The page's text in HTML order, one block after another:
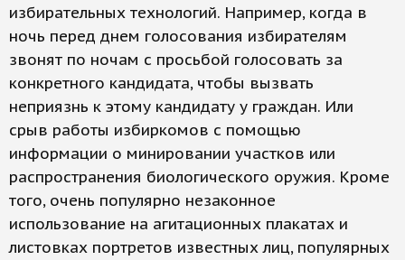
избирательных технологий. Например, когда в
ночь перед днем голосования избирателям
звонят по ночам с просьбой голосовать за
конкретного кандидата, чтобы вызвать
неприязнь к этому кандидату у граждан. Или
срыв работы избиркомов с помощью
информации о минировании участков или
распространения биологического оружия. Кроме
того, очень популярно незаконное
использование на агитационных плакатах и
листовках портретов известных лиц, популярных